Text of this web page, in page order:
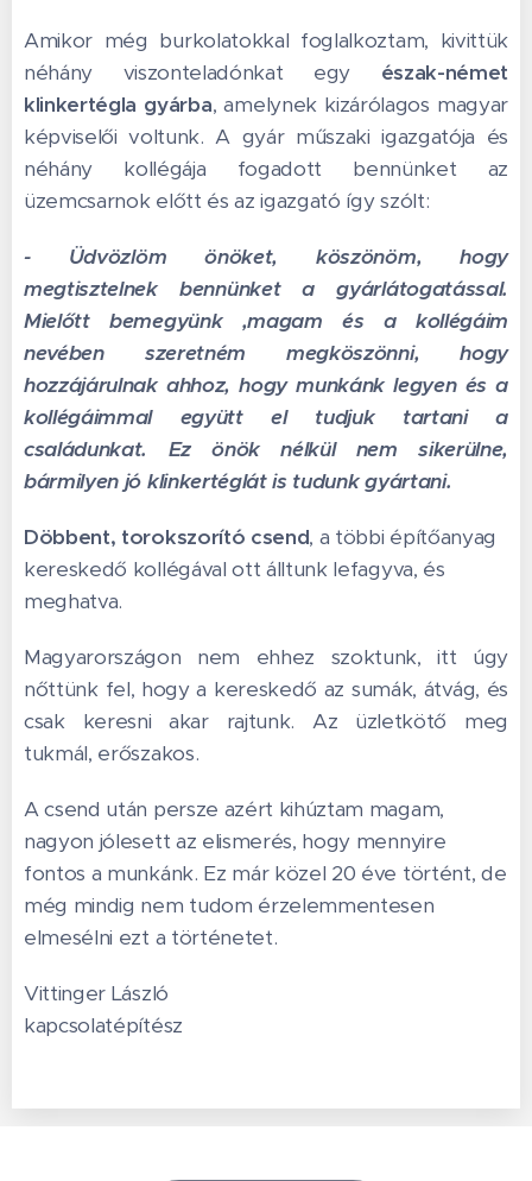
Amikor még burkolatokkal foglalkoztam, kivittük
néhány viszonteladónkat egy észak-német
klinkertégla gyárba, amelynek kizárólagos magyar
képviselői voltunk. A gyár műszaki igazgatója és
néhány kollégája fogadott bennünket az
üzemcsarnok előtt és az igazgató így szólt:
- Üdvözlöm önöket, köszönöm, hogy
megtisztelnek bennünket a gyárlátogatással.
Mielőtt bemegyünk ,magam és a kollégáim
nevében szeretném megköszönni, hogy
hozzájárulnak ahhoz, hogy munkánk legyen és a
kollégáimmal együtt el tudjuk tartani a
családunkat. Ez önök nélkül nem sikerülne,
bármilyen jó klinkertéglát is tudunk gyártani.
Döbbent, torokszorító csend, a többi építőanyag
kereskedő kollégával ott álltunk lefagyva, és
meghatva.
Magyarországon nem ehhez szoktunk, itt úgy
nőttünk fel, hogy a kereskedő az sumák, átvág, és
csak keresni akar rajtunk. Az üzletkötő meg
tukmál, erőszakos.
A csend után persze azért kihúztam magam,
nagyon jólesett az elismerés, hogy mennyire
fontos a munkánk. Ez már közel 20 éve történt, de
még mindig nem tudom érzelemmentesen
elmesélni ezt a történetet.
Vittinger László
kapcsolatépítész